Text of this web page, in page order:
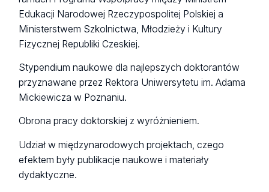
Edukacji Narodowej Rzeczypospolitej Polskiej a
Ministerstwem Szkolnictwa, Młodzieży i Kultury
Fizycznej Republiki Czeskiej.
Stypendium naukowe dla najlepszych doktorantów
przyznawane przez Rektora Uniwersytetu im. Adama
Mickiewicza w Poznaniu.
Obrona pracy doktorskiej z wyróżnieniem.
Udział w międzynarodowych projektach, czego
efektem były publikacje naukowe i materiały
dydaktyczne.